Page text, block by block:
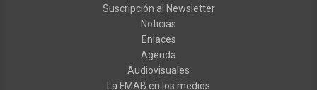
Suscripción al Newsletter
Noticias
Enlaces
Agenda
Audiovisuales
La FMAB en los medios